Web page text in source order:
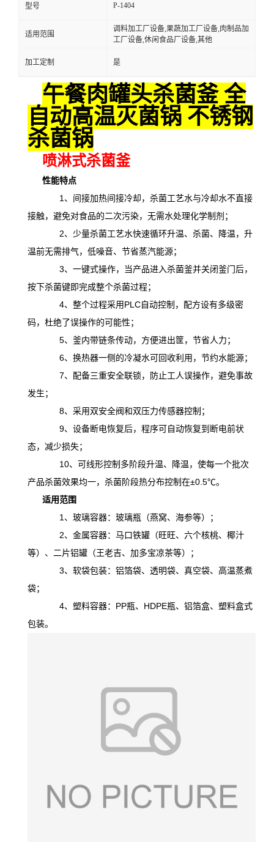
型号 P-1404
适用范围
调料加工厂设备,果蔬加工厂设备,肉制品加
工厂设备,休闲食品厂设备,其他
加工定制 是
午餐肉罐头杀菌釜 全
自动高温灭菌锅 不锈钢
杀菌锅
喷淋式杀菌釜
性能特点
1、间接加热间接冷却，杀菌工艺水与冷却水不直接
接触，避免对食品的二次污染，无需水处理化学制剂；
2、少量杀菌工艺水快速循环升温、杀菌、降温，升
温前无需排气，低噪音、节省蒸汽能源；
3、一键式操作，当产品进入杀菌釜并关闭釜门后，
按下杀菌键即完成整个杀菌过程；
4、整个过程采用PLC自动控制，配方设有多级密
码，杜绝了误操作的可能性；
5、釜内带链条传动，方便进出筐，节省人力；
6、换热器一侧的冷凝水可回收利用，节约水能源；
7、配备三重安全联锁，防止工人误操作，避免事故
发生；
8、采用双安全阀和双压力传感器控制；
9、设备断电恢复后，程序可自动恢复到断电前状
态，减少损失；
10、可线形控制多阶段升温、降温， 使每一个批次
产品杀菌效果均一，杀菌阶段热分布控制在±0.5℃。
适用范围
1、玻璃容器：玻璃瓶（燕窝、海参等）；
2、金属容器：马口铁罐（旺旺、六个核桃、椰汁
等）、二片铝罐（王老吉、加多宝凉茶等）；
3、软袋包装：铝箔袋、透明袋、真空袋、高温蒸煮
袋；
4、塑料容器：PP瓶、HDPE瓶、铝箔盒、塑料盒式
包装。